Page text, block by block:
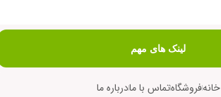
لینک های مهم
خانهفروشگاهتماس با مادرباره ما